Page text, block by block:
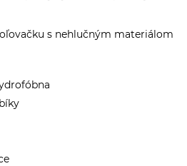
s nehlučným materiálom